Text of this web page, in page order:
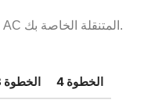
رحلة متكاملة وشاملة لحلول شحن AC المتنقلة الخاصة بك.
الخطوة 3 الخطوة 4